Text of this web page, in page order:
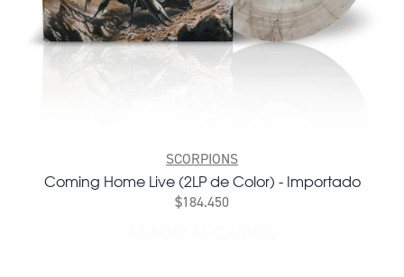
SCORPIONS
Coming Home Live (2LP de Color) - Importado
$184.450